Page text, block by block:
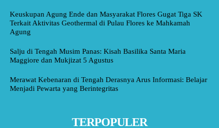
Keuskupan Agung Ende dan Masyarakat Flores Gugat Tiga SK
Terkait Aktivitas Geothermal di Pulau Flores ke Mahkamah
Agung
Salju di Tengah Musim Panas: Kisah Basilika Santa Maria
Maggiore dan Mukjizat 5 Agustus
Merawat Kebenaran di Tengah Derasnya Arus Informasi: Belajar
Menjadi Pewarta yang Berintegritas
TERPOPULER